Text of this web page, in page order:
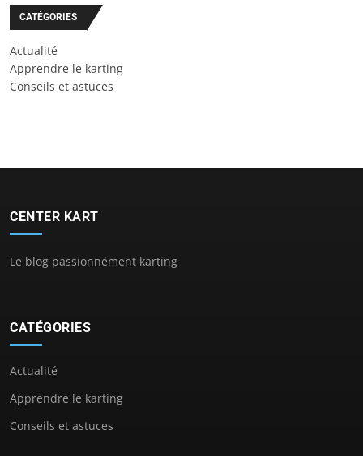
CATÉGORIES
Actualité
Apprendre le karting
Conseils et astuces
CENTER KART
Le blog passionnément karting
CATÉGORIES
Actualité
Apprendre le karting
Conseils et astuces